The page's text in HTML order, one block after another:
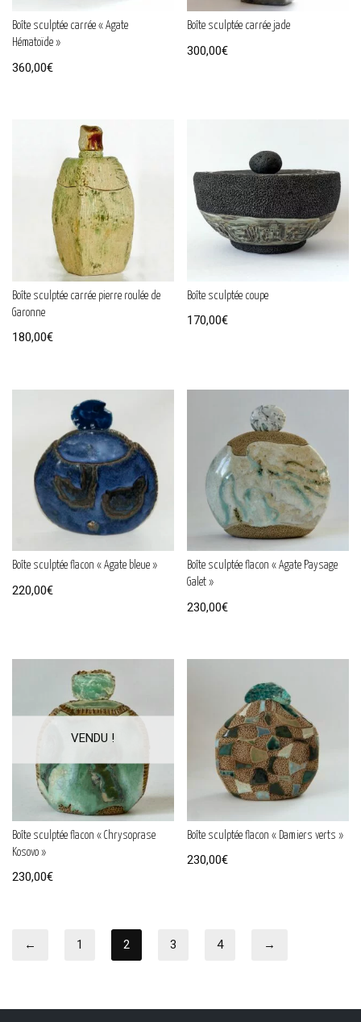
Boîte sculptée carrée « Agate
Hématoïde »
360,00€
Boîte sculptée carrée jade
300,00€
Boîte sculptée carrée pierre roulée de
Garonne
180,00€
Boîte sculptée coupe
170,00€
Boîte sculptée flacon « Agate bleue »
220,00€
Boîte sculptée flacon « Agate Paysage
Galet »
230,00€
Boîte sculptée flacon « Chrysoprase
Kosovo »
230,00€
Boîte sculptée flacon « Damiers verts »
230,00€
← 1 2 3 4 →